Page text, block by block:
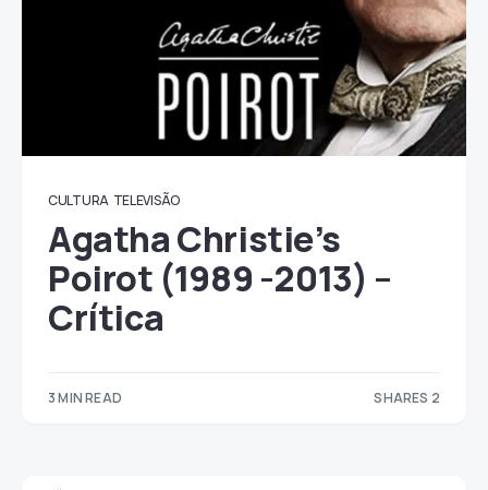
CULTURA TELEVISÃO
Agatha Christie’s
Poirot (1989 -2013) –
Crítica
3 MIN READ SHARES 2